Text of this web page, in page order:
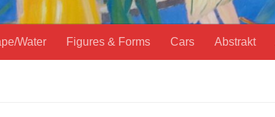
Water Figures & Forms Cars Abstrakt